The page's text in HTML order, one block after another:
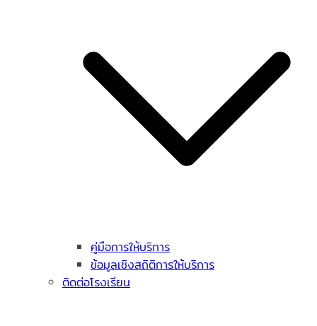
คู่มือการให้บริการ
ข้อมูลเชิงสถิติการให้บริการ
ติดต่อโรงเรียน